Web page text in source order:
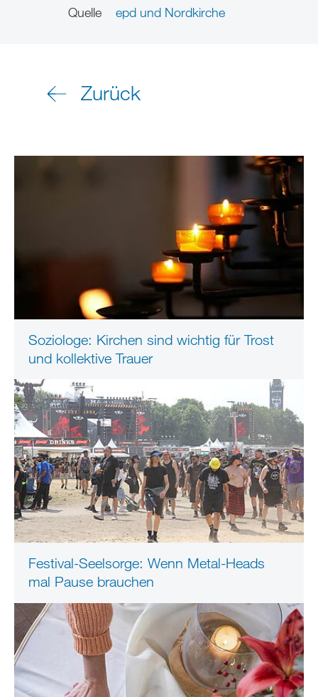
Quelle epd und Nordkirche
Zurück
Soziologe: Kirchen sind wichtig für Trost
und kollektive Trauer
Festival-Seelsorge: Wenn Metal-Heads
mal Pause brauchen